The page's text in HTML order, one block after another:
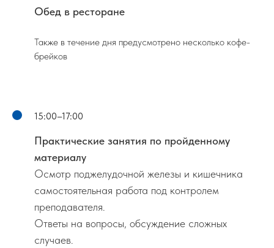
Обед в ресторане
Также в течение дня предусмотрено несколько кофе-
брейков
15:00–17:00
Практические занятия по пройденному
материалу
Осмотр поджелудочной железы и кишечника
самостоятельная работа под контролем
преподавателя.
Ответы на вопросы, обсуждение сложных
случаев.